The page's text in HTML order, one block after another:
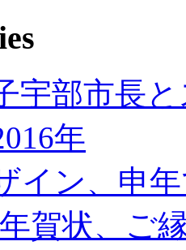
宇部市長
年
イン、申
賀状、ご